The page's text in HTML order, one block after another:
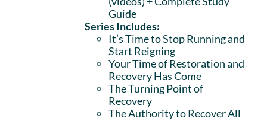
Guide
Series Includes:
It’s Time to Stop Running and
Start Reigning
Your Time of Restoration and
Recovery Has Come
The Turning Point of
Recovery
The Authority to Recover All